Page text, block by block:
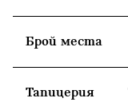
Брой места
Тапицерия